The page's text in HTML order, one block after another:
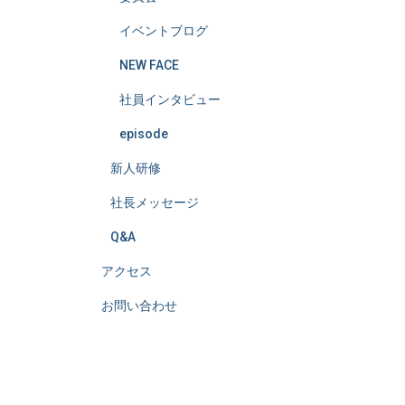
イベントブログ
NEW FACE
社員インタビュー
episode
新人研修
社長メッセージ
Q&A
アクセス
お問い合わせ